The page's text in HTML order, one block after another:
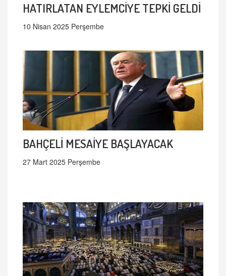
HATIRLATAN EYLEMCİYE TEPKİ GELDİ
10 Nisan 2025 Perşembe
BAHÇELİ MESAİYE BAŞLAYACAK
27 Mart 2025 Perşembe